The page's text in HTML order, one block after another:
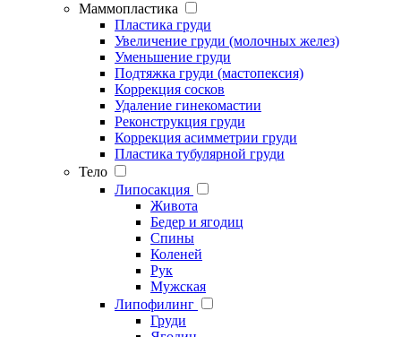
Маммопластика
Пластика груди
Увеличение груди (молочных желез)
Уменьшение груди
Подтяжка груди (мастопексия)
Коррекция сосков
Удаление гинекомастии
Реконструкция груди
Коррекция асимметрии груди
Пластика тубулярной груди
Тело
Липосакция
Живота
Бедер и ягодиц
Спины
Коленей
Рук
Мужская
Липофилинг
Груди